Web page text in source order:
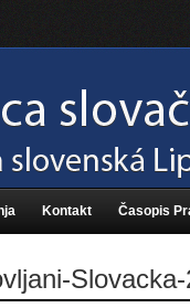
Kontakt Časopis